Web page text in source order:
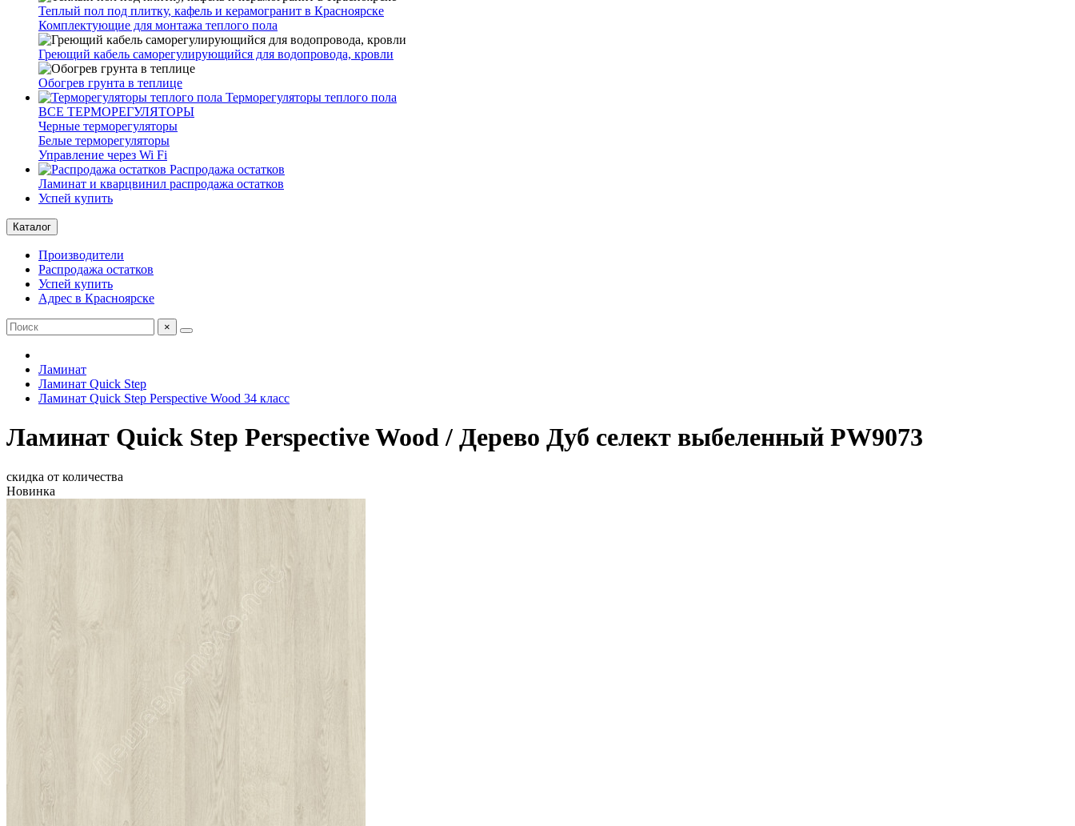
Теплый пол под плитку, кафель и керамогранит в Красноярске
Комплектующие для монтажа теплого пола
Греющий кабель саморегулирующийся для водопровода, кровли
Обогрев грунта в теплице
Терморегуляторы теплого пола
ВСЕ ТЕРМОРЕГУЛЯТОРЫ
Черные терморегуляторы
Белые терморегуляторы
Управление через Wi Fi
Распродажа остатков
Ламинат и кварцвинил распродажа остатков
Успей купить
Каталог
Производители
Распродажа остатков
Успей купить
Адрес в Красноярске
×
Ламинат
Ламинат Quick Step
Ламинат Quick Step Perspective Wood 34 класс
Ламинат Quick Step Perspective Wood / Дерево Дуб селект выбеленный PW9073
скидка от количества
Новинка